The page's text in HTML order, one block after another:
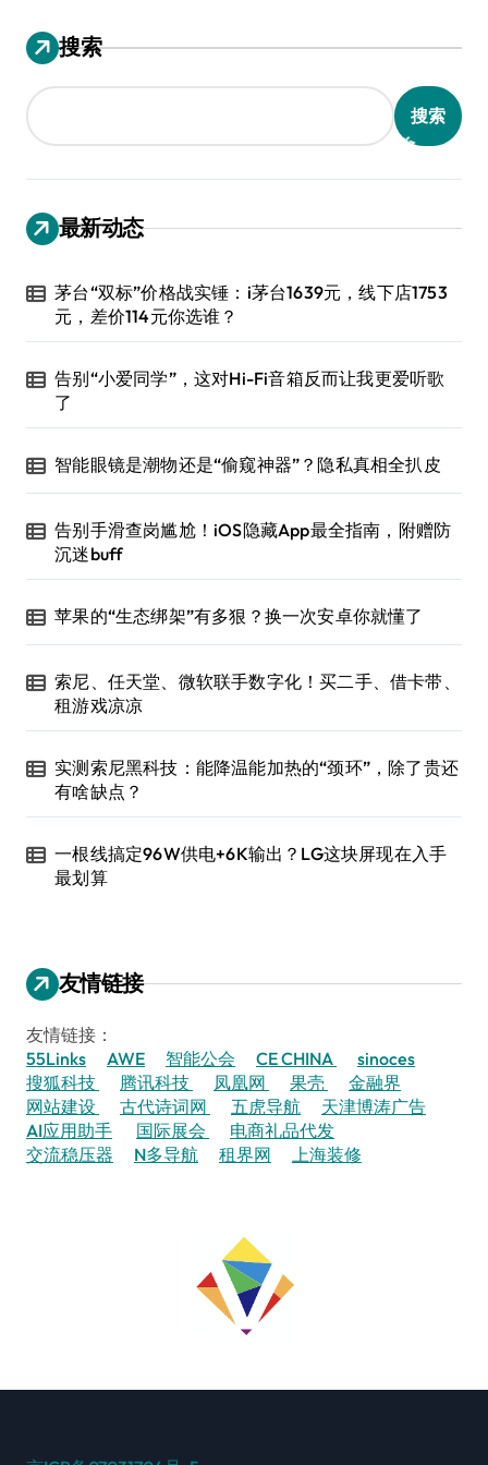
搜索
搜索
最新动态
茅台“双标”价格战实锤：i茅台1639元，线下店1753
元，差价114元你选谁？
告别“小爱同学”，这对Hi-Fi音箱反而让我更爱听歌
了
智能眼镜是潮物还是“偷窥神器”？隐私真相全扒皮
告别手滑查岗尴尬！iOS隐藏App最全指南，附赠防
沉迷buff
苹果的“生态绑架”有多狠？换一次安卓你就懂了
索尼、任天堂、微软联手数字化！买二手、借卡带、
租游戏凉凉
实测索尼黑科技：能降温能加热的“颈环”，除了贵还
有啥缺点？
一根线搞定96W供电+6K输出？LG这块屏现在入手
最划算
友情链接
友情链接：
55Links
AWE 智能公会 CE CHINA
sinoces
搜狐科技
腾讯科技 凤凰网 果壳
金融界
网站建设
古代诗词网 五虎导航
天津博涛广告
AI应用助手
国际展会
电商礼品代发
交流稳压器
N多导航 租界网 上海装修